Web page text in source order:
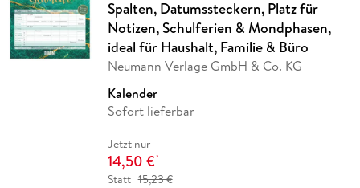
Spalten, Datumssteckern, Platz für
Notizen, Schulferien & Mondphasen,
ideal für Haushalt, Familie & Büro
Neumann Verlage GmbH & Co. KG
Kalender
Sofort lieferbar
Jetzt nur
14,50 €*
Statt 15,23 €